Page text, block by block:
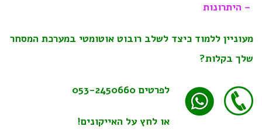
– היתרונות
מעוניין ללמוד כיצד לשלב רובוט אוטומטי במערכת המסחר
שלך בקלות?
לפרטים
או לחץ על האייקונים!